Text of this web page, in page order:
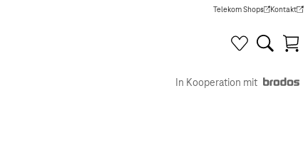
Telekom Shops
(Wird in einem neuen Tab
Kontakt
(Wird in
In Kooperation mit